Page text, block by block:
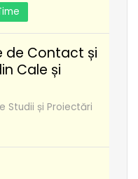
de Contact și
Cale și
Studii și Proiectări